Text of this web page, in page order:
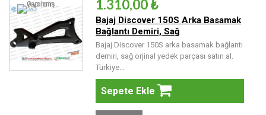
1.310,00 ₺
Bajaj Discover 150S Arka Basamak
Bağlantı Demiri, Sağ
Bajaj Discover 150S arka basamak bağlantı
demiri, sağ orjinal yedek parçası satın al.
Türkiye...
Sepete Ekle